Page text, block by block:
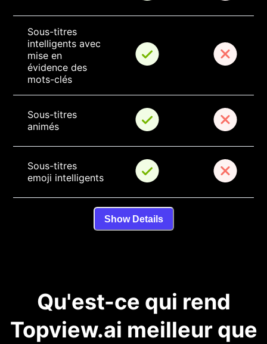
Sous-titres
intelligents avec
mise en
évidence des
mots-clés
Sous-titres
animés
Sous-titres
emoji intelligents
Show Details
Qu'est-ce qui rend
Topview.ai meilleur que